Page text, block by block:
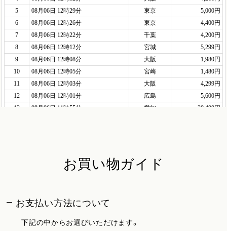
お買い物ガイド
お支払い方法について
下記の中からお選びいただけます。